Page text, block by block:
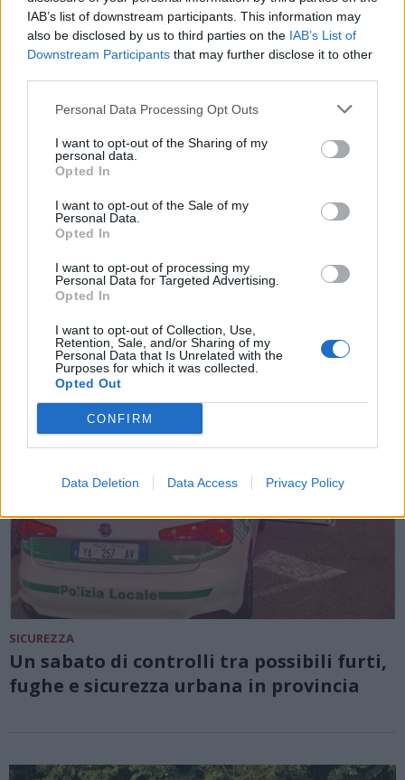
IAB’s list of downstream participants. This information may
also be disclosed by us to third parties on the IAB’s List of
Downstream Participants that may further disclose it to other
Personal Data Processing Opt Outs
I want to opt-out of the Sharing of my
personal data.
Opted In
I want to opt-out of the Sale of my
Personal Data.
Opted In
I want to opt-out of processing my
Personal Data for Targeted Advertising.
Opted In
I want to opt-out of Collection, Use,
Retention, Sale, and/or Sharing of my
Personal Data that Is Unrelated with the
Purposes for which it was collected.
Opted Out
CONFIRM
Data Deletion Data Access Privacy Policy
Pro Patria, prime parole ufficiali di
mister Zironelli: “Essere stato scelto dai
Tigrotti mi inorgoglisce”
SICUREZZA
Un sabato di controlli tra possibili furti,
fughe e sicurezza urbana in provincia